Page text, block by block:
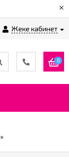
×
Жеке кабинет
0